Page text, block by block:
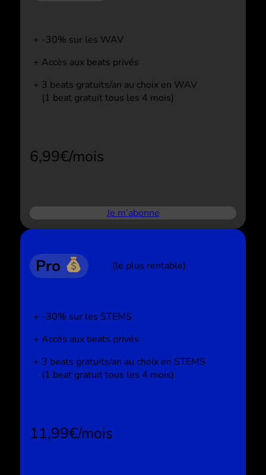
-30% sur les WAV
Accès aux beats privés
3 beats gratuits/an au choix en WAV
(1 beat gratuit tous les 4 mois)
6,99€/mois
Je m’abonne
Pro (le plus rentable)
-30% sur les STEMS
Accès aux beats privés
3 beats gratuits/an au choix en STEMS
(1 beat gratuit tous les 4 mois)
11,99€/mois